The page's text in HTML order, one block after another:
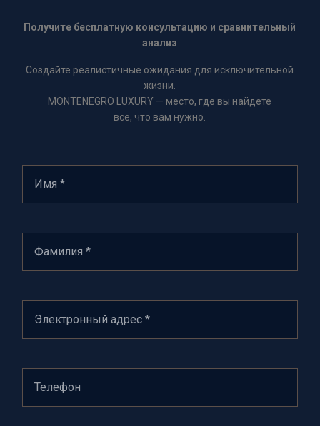
Получите бесплатную консультацию и сравнительный
анализ
Создайте реалистичные ожидания для исключительной
жизни.
MONTENEGRO LUXURY — место, где вы найдете
все, что вам нужно.